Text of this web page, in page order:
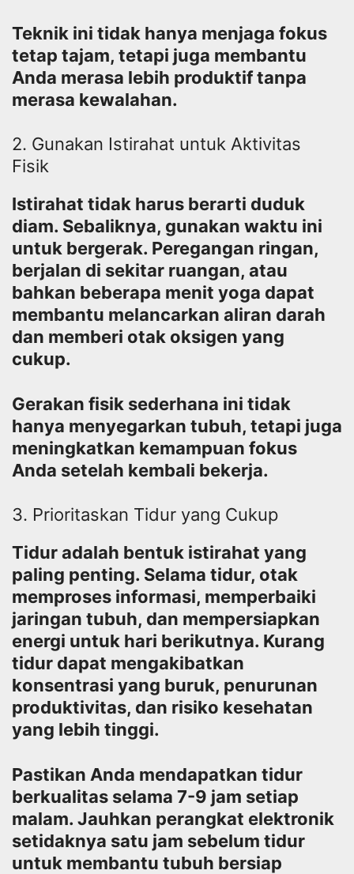
Teknik ini tidak hanya menjaga fokus
tetap tajam, tetapi juga membantu
Anda merasa lebih produktif tanpa
merasa kewalahan.
2. Gunakan Istirahat untuk Aktivitas
Fisik
Istirahat tidak harus berarti duduk
diam. Sebaliknya, gunakan waktu ini
untuk bergerak. Peregangan ringan,
berjalan di sekitar ruangan, atau
bahkan beberapa menit yoga dapat
membantu melancarkan aliran darah
dan memberi otak oksigen yang
cukup.
Gerakan fisik sederhana ini tidak
hanya menyegarkan tubuh, tetapi juga
meningkatkan kemampuan fokus
Anda setelah kembali bekerja.
3. Prioritaskan Tidur yang Cukup
Tidur adalah bentuk istirahat yang
paling penting. Selama tidur, otak
memproses informasi, memperbaiki
jaringan tubuh, dan mempersiapkan
energi untuk hari berikutnya. Kurang
tidur dapat mengakibatkan
konsentrasi yang buruk, penurunan
produktivitas, dan risiko kesehatan
yang lebih tinggi.
Pastikan Anda mendapatkan tidur
berkualitas selama 7-9 jam setiap
malam. Jauhkan perangkat elektronik
setidaknya satu jam sebelum tidur
untuk membantu tubuh bersiap